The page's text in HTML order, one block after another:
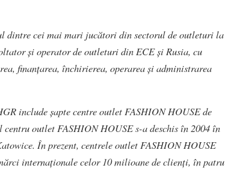
dintre cei mai mari jucători din sectorul de outleturi la
și operator de outleturi din ECE și Rusia, cu
finanțarea, închirierea, operarea și administrarea
include șapte centre outlet FASHION HOUSE de
outlet FASHION HOUSE s-a deschis în 2004 în
În prezent, centrele outlet FASHION HOUSE
internaționale celor 10 milioane de clienți, în patru